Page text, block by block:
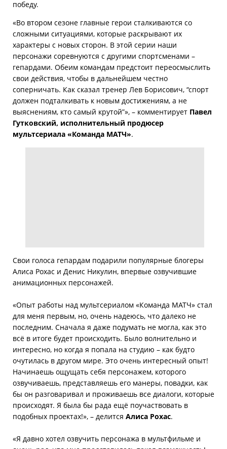
победу.
«Во втором сезоне главные герои сталкиваются со
сложными ситуациями, которые раскрывают их
характеры с новых сторон. В этой серии наши
персонажи соревнуются с другими спортсменами –
гепардами. Обеим командам предстоит переосмыслить
свои действия, чтобы в дальнейшем честно
соперничать. Как сказал тренер Лев Борисович, “спорт
должен подталкивать к новым достижениям, а не
выяснениям, кто самый крутой”», – комментирует Павел
Гутковский, исполнительный продюсер
мультсериала «Команда МАТЧ».
Свои голоса гепардам подарили популярные блогеры
Алиса Рохас и Денис Никулин, впервые озвучившие
анимационных персонажей.
«Опыт работы над мультсериалом «Команда МАТЧ» стал
для меня первым, но, очень надеюсь, что далеко не
последним. Сначала я даже подумать не могла, как это
всё в итоге будет происходить. Было волнительно и
интересно, но когда я попала на студию – как будто
очутилась в другом мире. Это очень интересный опыт!
Начинаешь ощущать себя персонажем, которого
озвучиваешь, представляешь его манеры, повадки, как
бы он разговаривал и проживаешь все диалоги, которые
происходят. Я была бы рада ещё поучаствовать в
подобных проектах!», – делится Алиса Рохас.
«Я давно хотел озвучить персонажа в мультфильме и